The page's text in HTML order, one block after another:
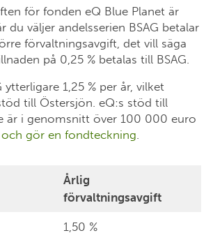
för fonden eQ Blue Planet är
du väljer andelsserien BSAG betalar
förvaltningsavgift, det vill säga
på 0,25 % betalas till BSAG.
ytterligare 1,25 % per år, vilket
till Östersjön. eQ:s stöd till
är i genomsnitt över 100 000 euro
och gör en fondteckning.
Årlig
förvaltningsavgift
1,50 %